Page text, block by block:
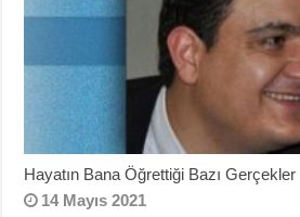
Hayatın Bana Öğrettiği Bazı Gerçekler
14 Mayıs 2021